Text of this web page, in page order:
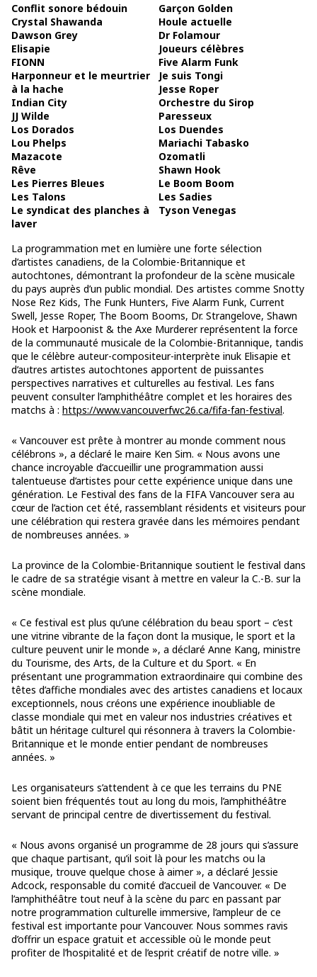
Conflit sonore bédouin
Crystal Shawanda
Dawson Grey
Elisapie
FIONN
Harponneur et le meurtrier
à la hache
Indian City
JJ Wilde
Los Dorados
Lou Phelps
Mazacote
Rêve
Les Pierres Bleues
Les Talons
Le syndicat des planches à
laver
Garçon Golden
Houle actuelle
Dr Folamour
Joueurs célèbres
Five Alarm Funk
Je suis Tongi
Jesse Roper
Orchestre du Sirop
Paresseux
Los Duendes
Mariachi Tabasko
Ozomatli
Shawn Hook
Le Boom Boom
Les Sadies
Tyson Venegas
La programmation met en lumière une forte sélection
d’artistes canadiens, de la Colombie-Britannique et
autochtones, démontrant la profondeur de la scène musicale
du pays auprès d’un public mondial. Des artistes comme Snotty
Nose Rez Kids, The Funk Hunters, Five Alarm Funk, Current
Swell, Jesse Roper, The Boom Booms, Dr. Strangelove, Shawn
Hook et Harpoonist & the Axe Murderer représentent la force
de la communauté musicale de la Colombie-Britannique, tandis
que le célèbre auteur-compositeur-interprète inuk Elisapie et
d’autres artistes autochtones apportent de puissantes
perspectives narratives et culturelles au festival. Les fans
peuvent consulter l’amphithéâtre complet et les horaires des
matchs à : https://www.vancouverfwc26.ca/fifa-fan-festival.
« Vancouver est prête à montrer au monde comment nous
célébrons », a déclaré le maire Ken Sim. « Nous avons une
chance incroyable d’accueillir une programmation aussi
talentueuse d’artistes pour cette expérience unique dans une
génération. Le Festival des fans de la FIFA Vancouver sera au
cœur de l’action cet été, rassemblant résidents et visiteurs pour
une célébration qui restera gravée dans les mémoires pendant
de nombreuses années. »
La province de la Colombie-Britannique soutient le festival dans
le cadre de sa stratégie visant à mettre en valeur la C.-B. sur la
scène mondiale.
« Ce festival est plus qu’une célébration du beau sport – c’est
une vitrine vibrante de la façon dont la musique, le sport et la
culture peuvent unir le monde », a déclaré Anne Kang, ministre
du Tourisme, des Arts, de la Culture et du Sport. « En
présentant une programmation extraordinaire qui combine des
têtes d’affiche mondiales avec des artistes canadiens et locaux
exceptionnels, nous créons une expérience inoubliable de
classe mondiale qui met en valeur nos industries créatives et
bâtit un héritage culturel qui résonnera à travers la Colombie-
Britannique et le monde entier pendant de nombreuses
années. »
Les organisateurs s’attendent à ce que les terrains du PNE
soient bien fréquentés tout au long du mois, l’amphithéâtre
servant de principal centre de divertissement du festival.
« Nous avons organisé un programme de 28 jours qui s’assure
que chaque partisant, qu’il soit là pour les matchs ou la
musique, trouve quelque chose à aimer », a déclaré Jessie
Adcock, responsable du comité d’accueil de Vancouver. « De
l’amphithéâtre tout neuf à la scène du parc en passant par
notre programmation culturelle immersive, l’ampleur de ce
festival est importante pour Vancouver. Nous sommes ravis
d’offrir un espace gratuit et accessible où le monde peut
profiter de l’hospitalité et de l’esprit créatif de notre ville. »